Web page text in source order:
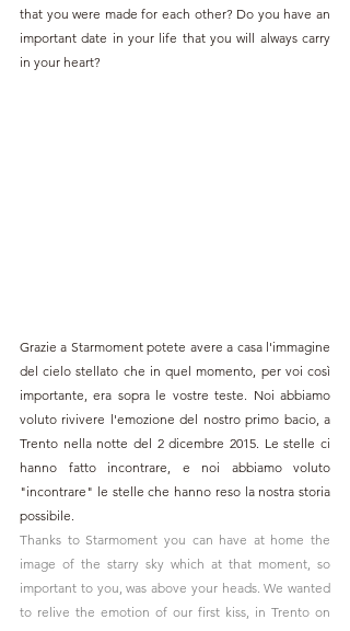
that you were made for each other? Do you have an
important date in your life that you will always carry
in your heart?
Grazie a Starmoment potete avere a casa l'immagine
del cielo stellato che in quel momento, per voi così
importante, era sopra le vostre teste. Noi abbiamo
voluto rivivere l'emozione del nostro primo bacio, a
Trento nella notte del 2 dicembre 2015. Le stelle ci
hanno fatto incontrare, e noi abbiamo voluto
"incontrare" le stelle che hanno reso la nostra storia
possibile.
Thanks to Starmoment you can have at home the
image of the starry sky which at that moment, so
important to you, was above your heads. We wanted
to relive the emotion of our first kiss, in Trento on